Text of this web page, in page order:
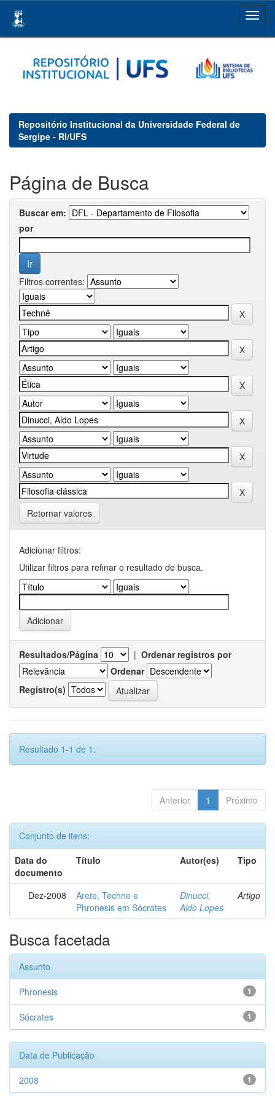
navigation
Repositório Institucional da Universidade Federal de
Sergipe - RI/UFS
Página de Busca
Buscar em:
por
Filtros correntes:
Retornar valores
Adicionar filtros:
Utilizar filtros para refinar o resultado de busca.
Resultados/Página | Ordenar registros por
Ordenar
Registro(s)
Resultado 1-1 de 1.
Anterior 1 Próximo
Conjunto de itens:
Data do
documento
Título Autor(es) Tipo
Dez-2008
Arete, Techne e
Phronesis em Sócrates
Dinucci,
Aldo Lopes
Artigo
Busca facetada
Assunto
1
Phronesis
1
Sócrates
Data de Publicação
1
2008